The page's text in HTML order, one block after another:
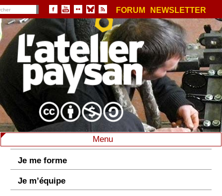
FORUM NEWSLETTER
Menu
Je me forme
Je m’équipe